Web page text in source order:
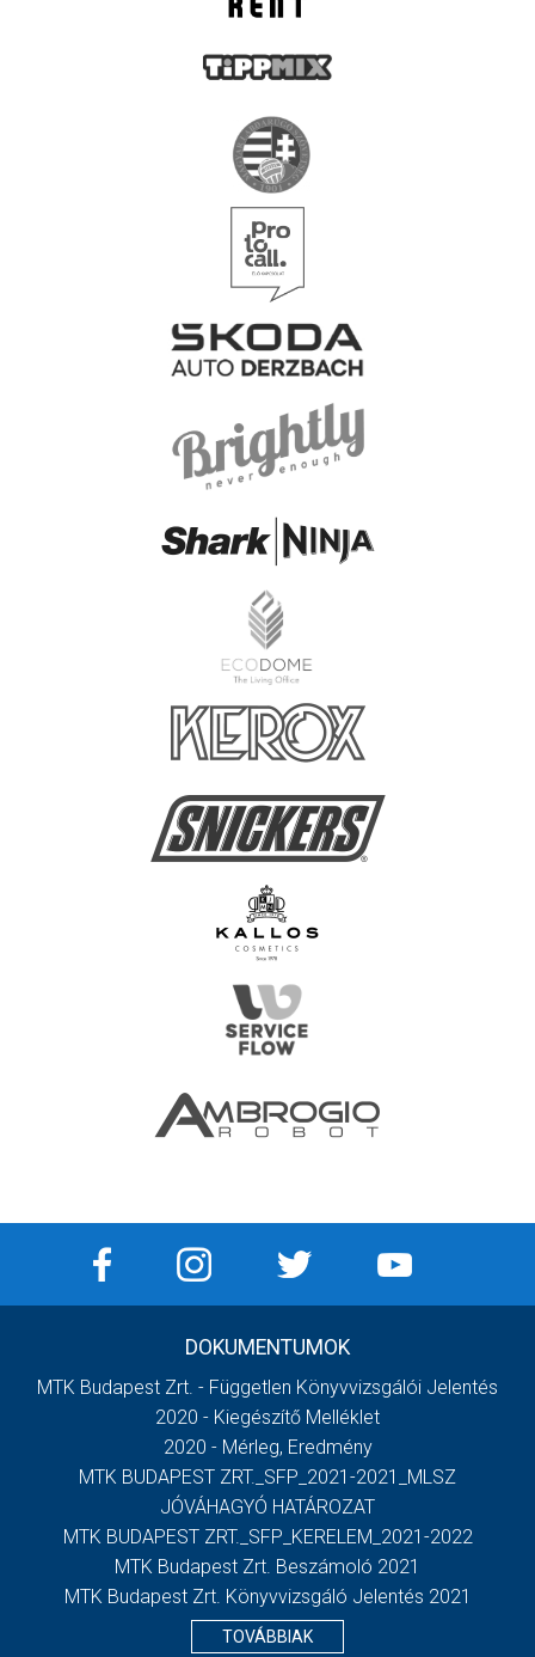
DOKUMENTUMOK
MTK Budapest Zrt. - Független Könyvvizsgálói Jelentés
2020 - Kiegészítő Melléklet
2020 - Mérleg, Eredmény
MTK BUDAPEST ZRT._SFP_2021-2021_MLSZ
JÓVÁHAGYÓ HATÁROZAT
MTK BUDAPEST ZRT._SFP_KERELEM_2021-2022
MTK Budapest Zrt. Beszámoló 2021
MTK Budapest Zrt. Könyvvizsgáló Jelentés 2021
TOVÁBBIAK